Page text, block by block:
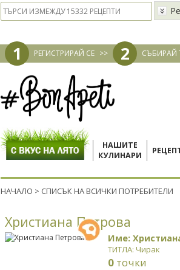
1 РЕГИСТРИРАЙ СЕ >> 2 СЪБИРАЙ
НАШИТЕ
КУЛИНАРИ
НАЧАЛО > СПИСЪК НА ВСИЧКИ ПОТРЕБИТЕЛИ
Христиана Петрова
Име:
ТИТЛА: Чирак
0 точки